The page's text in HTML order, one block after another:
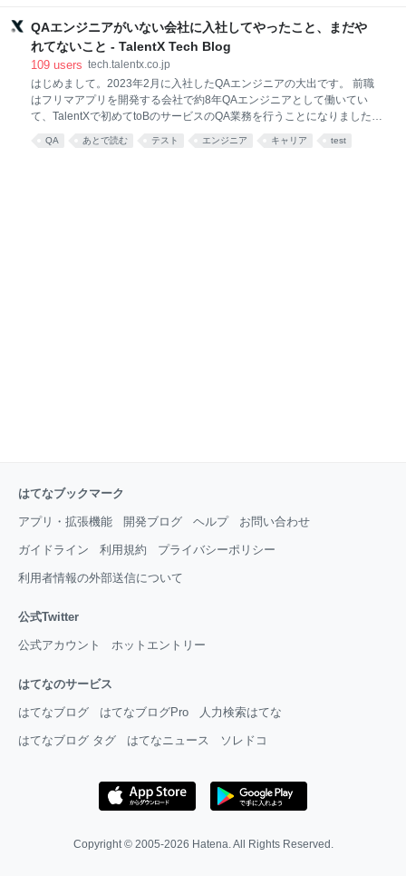
ローカルで簡単に作成・実行できるオープンソースの
アプリケーションです。 API開発やテストにおいて、
実装が先行しがちなフロントエンドに対しバックエン
を避けたい場合に非常に役立ちます。 GUIベースで直
感的に操作でき、環境構築や設定に手間取ることな
く、すぐにモックサーバーを作成して利用を開始でき
ます。 Mockoonの魅力 フロントエンドの開発をして
QAエンジニアがいない会社に入社してやったこと、まだや
れてないこと - TalentX Tech Blog
109 users tech.talentx.co.jp
はじめまして。2023年2月に入社したQAエンジニアの大出です。 前職
はフリマアプリを開発する会社で約8年QAエンジニアとして働いてい
て、TalentXで初めてtoBのサービスのQA業務を行うことになりました。
入社前の状況 やったこと 新規開発の検証 テストプロセス改善 テスト計
画の作成 ドキュメントの整理 バグチケットの整理 ドッグフーディング
QA あとで読む テスト エンジニア キャリア test
はてなブックマーク
アプリ・拡張機能 開発ブログ ヘルプ お問い合わせ
ガイドライン 利用規約 プライバシーポリシー
利用者情報の外部送信について
公式Twitter
公式アカウント ホットエントリー
はてなのサービス
はてなブログ はてなブログPro 人力検索はてな
はてなブログ タグ はてなニュース ソレドコ
Copyright © 2005-2026 Hatena. All Rights Reserved.